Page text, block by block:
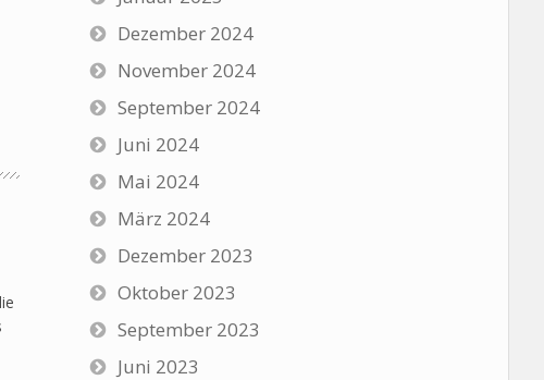
Dezember 2024
November 2024
September 2024
Juni 2024
Mai 2024
März 2024
Dezember 2023
Oktober 2023
September 2023
Juni 2023